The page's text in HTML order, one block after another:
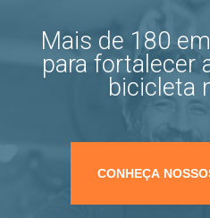
Mais de 180
para fortalecer
bicicleta
CONHEÇA